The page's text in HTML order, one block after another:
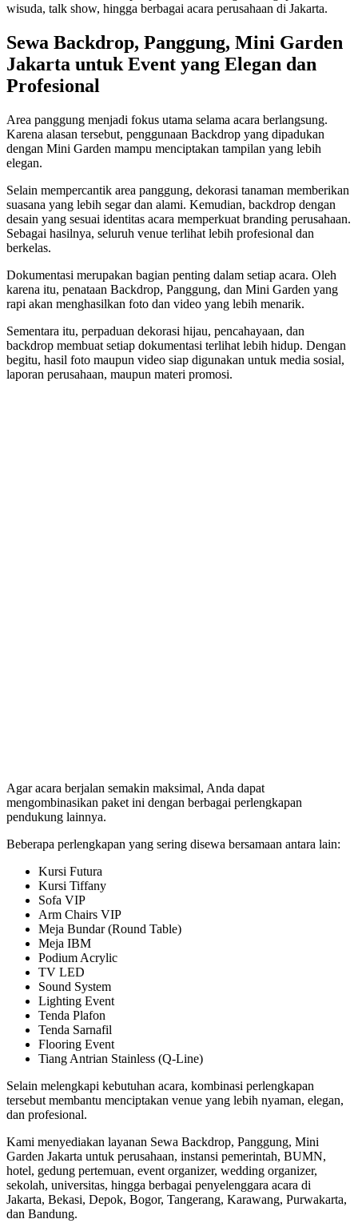
wisuda, talk show, hingga berbagai acara perusahaan di Jakarta.
Sewa Backdrop, Panggung, Mini Garden
Jakarta untuk Event yang Elegan dan
Profesional
Area panggung menjadi fokus utama selama acara berlangsung.
Karena alasan tersebut, penggunaan Backdrop yang dipadukan
dengan Mini Garden mampu menciptakan tampilan yang lebih
elegan.
Selain mempercantik area panggung, dekorasi tanaman memberikan
suasana yang lebih segar dan alami. Kemudian, backdrop dengan
desain yang sesuai identitas acara memperkuat branding perusahaan.
Sebagai hasilnya, seluruh venue terlihat lebih profesional dan
berkelas.
Dokumentasi merupakan bagian penting dalam setiap acara. Oleh
karena itu, penataan Backdrop, Panggung, dan Mini Garden yang
rapi akan menghasilkan foto dan video yang lebih menarik.
Sementara itu, perpaduan dekorasi hijau, pencahayaan, dan
backdrop membuat setiap dokumentasi terlihat lebih hidup. Dengan
begitu, hasil foto maupun video siap digunakan untuk media sosial,
laporan perusahaan, maupun materi promosi.
Agar acara berjalan semakin maksimal, Anda dapat
mengombinasikan paket ini dengan berbagai perlengkapan
pendukung lainnya.
Beberapa perlengkapan yang sering disewa bersamaan antara lain:
Kursi Futura
Kursi Tiffany
Sofa VIP
Arm Chairs VIP
Meja Bundar (Round Table)
Meja IBM
Podium Acrylic
TV LED
Sound System
Lighting Event
Tenda Plafon
Tenda Sarnafil
Flooring Event
Tiang Antrian Stainless (Q-Line)
Selain melengkapi kebutuhan acara, kombinasi perlengkapan
tersebut membantu menciptakan venue yang lebih nyaman, elegan,
dan profesional.
Kami menyediakan layanan Sewa Backdrop, Panggung, Mini
Garden Jakarta untuk perusahaan, instansi pemerintah, BUMN,
hotel, gedung pertemuan, event organizer, wedding organizer,
sekolah, universitas, hingga berbagai penyelenggara acara di
Jakarta, Bekasi, Depok, Bogor, Tangerang, Karawang, Purwakarta,
dan Bandung.